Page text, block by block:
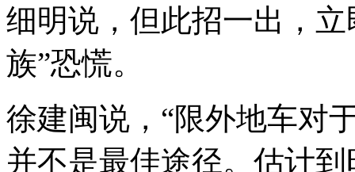
细明说，但此招一出，
族”恐慌。
徐建闽说，“限外地车对
并不是最佳途径。估计